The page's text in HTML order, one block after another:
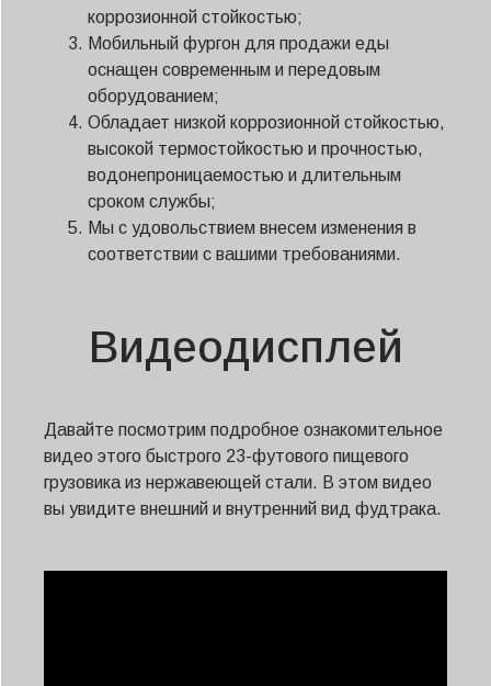
коррозионной стойкостью;
Мобильный фургон для продажи еды
оснащен современным и передовым
оборудованием;
Обладает низкой коррозионной стойкостью,
высокой термостойкостью и прочностью,
водонепроницаемостью и длительным
сроком службы;
Мы с удовольствием внесем изменения в
соответствии с вашими требованиями.
Видеодисплей
Давайте посмотрим подробное ознакомительное
видео этого быстрого 23-футового пищевого
грузовика из нержавеющей стали. В этом видео
вы увидите внешний и внутренний вид фудтрака.